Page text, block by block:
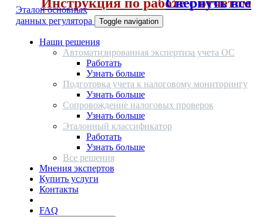
Эталон основных
данных регулятора
Toggle navigation
Наши решения
Автоматизированная экспертиза учета ОС
Работать
Узнать больше
Подготовка учета к налоговому мониторингу
Узнать больше
Сопровождение налоговых проверок
Узнать больше
Эталонный классификатор
Работать
Узнать больше
Все решения
Мнения экспертов
Купить услуги
Контакты
FAQ